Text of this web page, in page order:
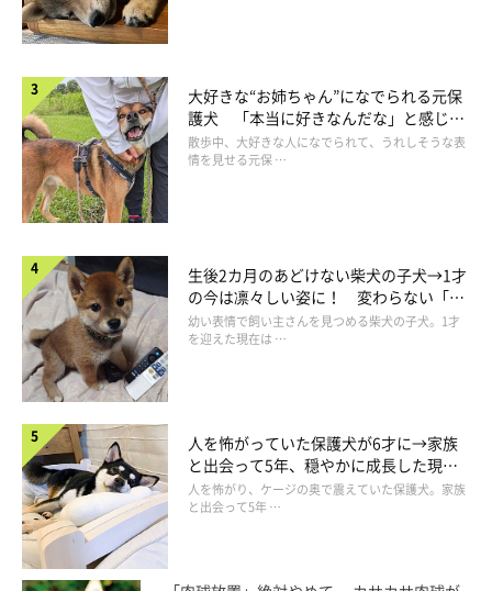
自分が行きたい方向に行けると思っているらしく、
「飼い主についていく」という意識がありません。
しつけの本とかには、犬の行きたい方向に行かせてはいけないと
書いてあったので、
それに従おうと思った時期もあったんですが、
今ではもう、好きに歩いてくれるならそれでいいやと思うように
なりました。
犬のための散歩ですし、犬が行きたいところに向かう方が良いか
なとも思ってるので
うちではこういうやり方でずっと行くんだろうな…。
ぼくのさんぽだからこれでいいねん（フフ
大好きな“お姉ちゃん”になでられる元保
護犬 「本当に好きなんだな」と感じる
表情にほっこり
散歩中、大好きな人になでられて、うれしそうな表
情を見せる元保 …
生後2カ月のあどけない柴犬の子犬→1才
の今は凛々しい姿に！ 変わらない「く
りくりおめめ」にもほっこり
幼い表情で飼い主さんを見つめる柴犬の子犬。1才
を迎えた現在は …
人を怖がっていた保護犬が6才に→家族
と出会って5年、穏やかに成長した現在
の姿にグッとくる
人を怖がり、ケージの奥で震えていた保護犬。家族
と出会って5年 …